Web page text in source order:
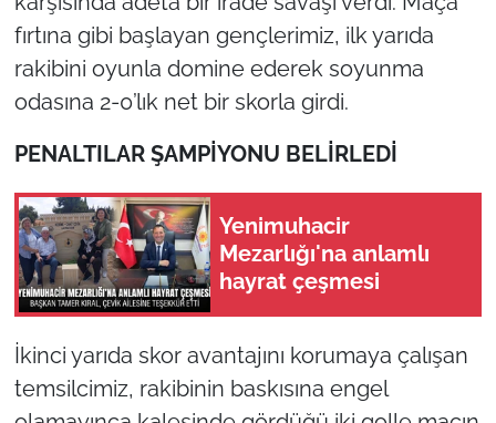
fırtına gibi başlayan gençlerimiz, ilk yarıda
rakibini oyunla domine ederek soyunma
odasına 2-0’lık net bir skorla girdi.
PENALTILAR ŞAMPİYONU BELİRLEDİ
Yenimuhacir
Mezarlığı'na anlamlı
hayrat çeşmesi
İkinci yarıda skor avantajını korumaya çalışan
temsilcimiz, rakibinin baskısına engel
English News
Canlı Maç
Finans
Genel-A
Gündem-Eğitim